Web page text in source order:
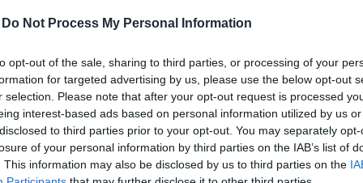
Do Not Process My Personal Information
opt-out of the sale, sharing to third parties, or processing of your
for targeted advertising by us, please use the below opt-out
selection. Please note that after your opt-out request is processed
interest-based ads based on personal information utilized by us
to third parties prior to your opt-out. You may separately
of your personal information by third parties on the IAB’s list of
This information may also be disclosed by us to third parties on the
elismerte: fia sok
kriptobefektetésekkel
jelentős részét elvesztette Christine Lagarde fia,